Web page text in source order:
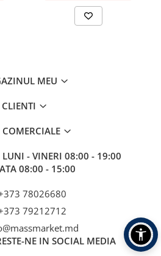
MEU
CLIENTI
COMERCIALE
LUNI - VINERI 08:00 - 19:00
08:00 - 15:00
78026680
79212712
NE IN SOCIAL MEDIA